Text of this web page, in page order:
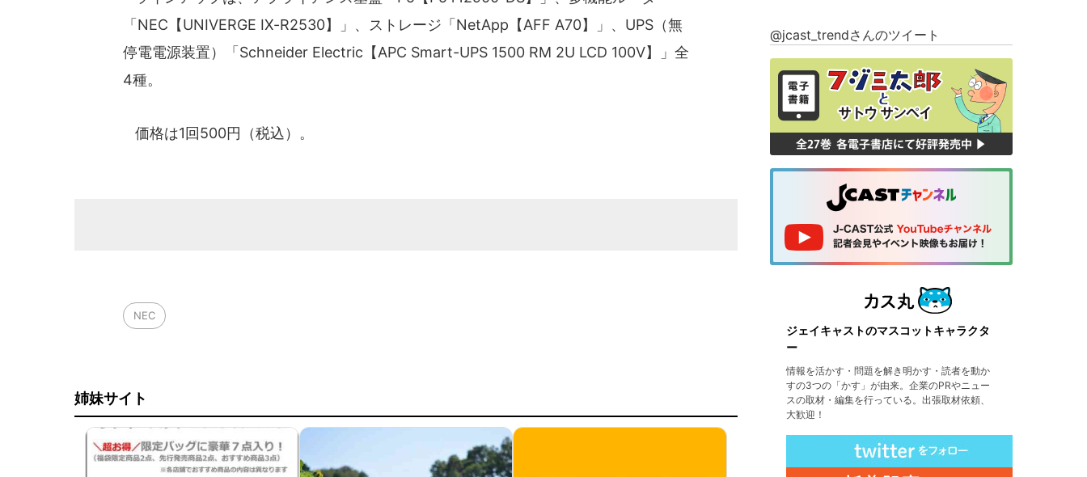
「NEC【UNIVERGE IX-R2530】」、ストレージ「NetApp【AFF A70】」、UPS（無
停電電源装置）「Schneider Electric【APC Smart-UPS 1500 RM 2U LCD 100V】」全
4種。
価格は1回500円（税込）。
NEC
姉妹サイト
@jcast_trendさんのツイート
ジェイキャストのマスコットキャラクタ
ー
情報を活かす・問題を解き明かす・読者を動か
すの3つの「かす」が由来。企業のPRやニュー
スの取材・編集を行っている。出張取材依頼、
大歓迎！